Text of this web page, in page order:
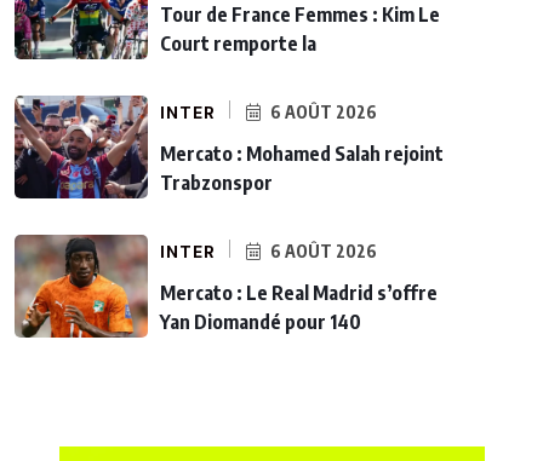
Tour de France Femmes : Kim Le
Court remporte la
INTER 6 AOÛT 2026
Mercato : Mohamed Salah rejoint
Trabzonspor
INTER 6 AOÛT 2026
Mercato : Le Real Madrid s’offre
Yan Diomandé pour 140